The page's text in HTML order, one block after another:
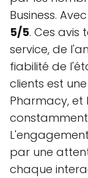
Business. Avec
5/5. Ces avis
service, de
fiabilité de
clients est
Pharmacy, et
par une
chaque